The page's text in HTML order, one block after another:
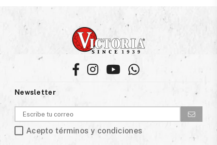
FacebookInstagramYouTubeWhatsapp
Newsletter
Acepto términos y condiciones